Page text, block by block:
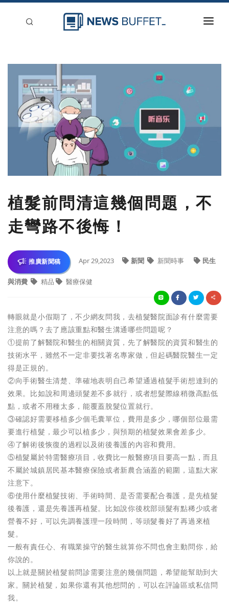
登入
刊登
植髮前問清這幾個問題，不
走彎路不後悔！
推廣新聞稿 Apr 29,2023 新聞 新聞時事 民生
與消費 精品 醫療保健
轉眼就是小假期了，不少網友問我，去植髮醫院面診有什麼需要
注意的嗎？去了應該重點和醫生溝通哪些問題呢？
①提前了解醫院和醫生的相關資質，先了解醫院的資質和醫生的
技術水平，雖然不一定非要找著名專家做，但起碼醫院醫生一定
得是正規的。
②向手術醫生清楚、準確地表明自己希望通過植髮手術想達到的
效果。比如說和周邊頭髮差不多就行，或者想髮際線稍微高點低
點，或者不用種太多，能覆蓋脫髮位置就行。
③確認好需要移植多少個毛囊單位，費用是多少，哪個部位最需
要進行植髮，最少可以植多少，與預期的植髮效果會差多少。
④了解術後恢復的過程以及術後養護的內容和費用。
⑤植髮屬於特需醫療項目，收費比一般醫療項目要高一點，而且
不屬於城鎮居民基本醫療保險或者新農合涵蓋的範圍，這點大家
注意下。
⑥使用什麼植髮技術、手術時間、是否需要配合養護，是先植髮
後養護，還是先養護再植髮。比如說你後枕部頭髮有點稀少或者
營養不好，可以先調養護理一段時間，等頭髮養好了再過來植
髮。
一般有責任心、有職業操守的醫生就算你不問也會主動問你，給
你說的。
以上就是關於植髮前問診需要注意的幾個問題，希望能幫助到大
家。關於植髮，如果你還有其他想問的，可以在評論區或私信問
我。